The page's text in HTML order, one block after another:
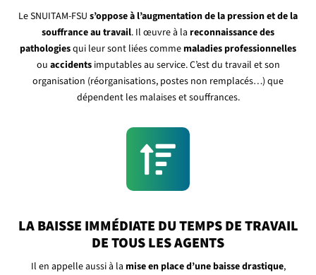
Le SNUITAM-FSU s’oppose à l’augmentation de la pression et de la
souffrance au travail. Il œuvre à la reconnaissance des
pathologiesqui leur sont liées commemaladies professionnelles
ou accidentsimputables au service. C’est du travail et son
organisation (réorganisations, postes non remplacés…) que
dépendent les malaises et souffrances.

LA BAISSE IMMÉDIATE DU TEMPS DE TRAVAIL
DE TOUS LES AGENTS
Il en appelle aussi à la mise en place d’une baisse drastique,